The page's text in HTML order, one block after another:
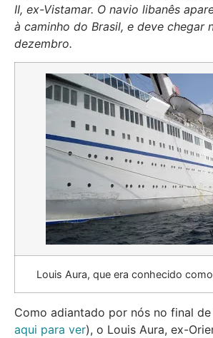
II, ex-Vistamar. O navio libanês
à caminho do Brasil, e deve chegar
dezembro.
Louis Aura, que era conhecido
Como adiantado por nós no final
aqui para ver), o Louis Aura, ex-